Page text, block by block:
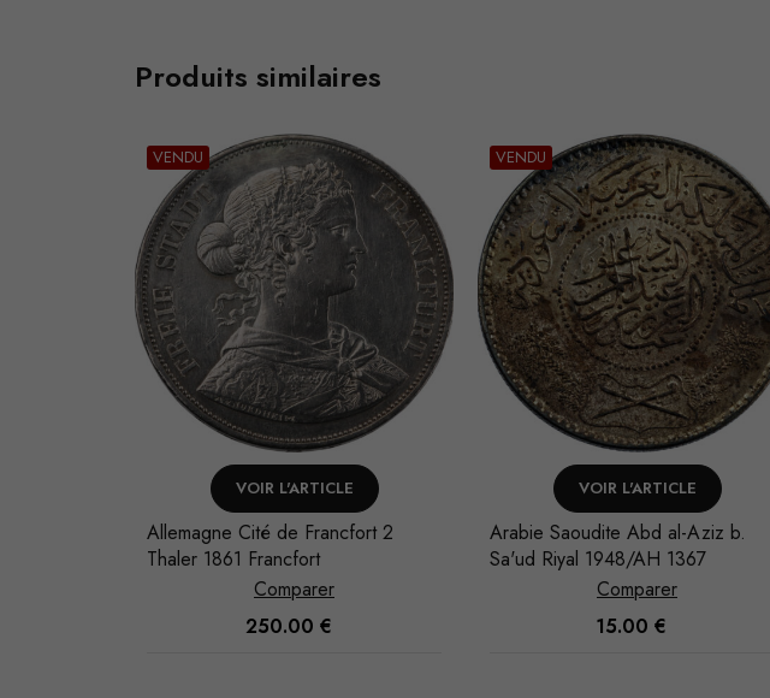
Produits similaires
VENDU
VOIR L'ARTICLE
Allemagne Cité de Francfort 2
Thaler 1861 Francfort
Comparer
250.00 €
VENDU
VOIR L'ARTICLE
Arabie Saoudite Abd al-Aziz b.
Sa'ud Riyal 1948/AH 1367
Comparer
15.00 €